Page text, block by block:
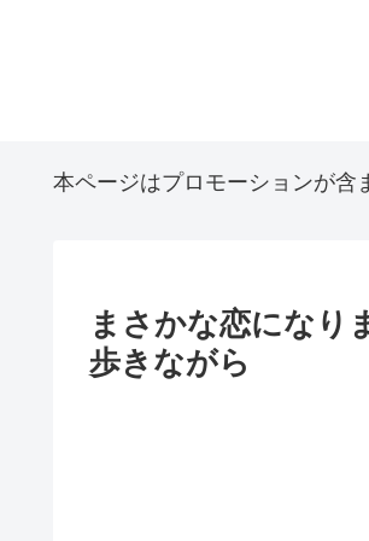
本ページはプロモーションが含
まさかな恋になり
歩きながら